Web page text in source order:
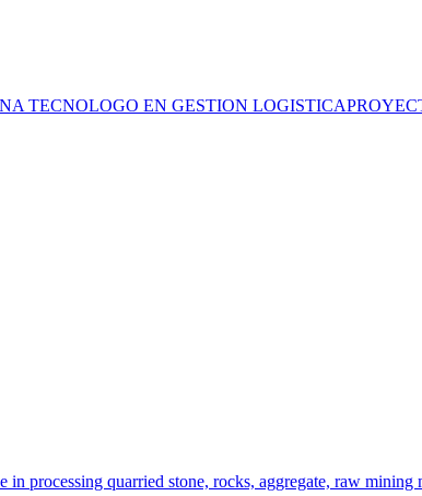
TECNOLOGO EN GESTION
processing quarried stone, rocks, aggregate, raw mining